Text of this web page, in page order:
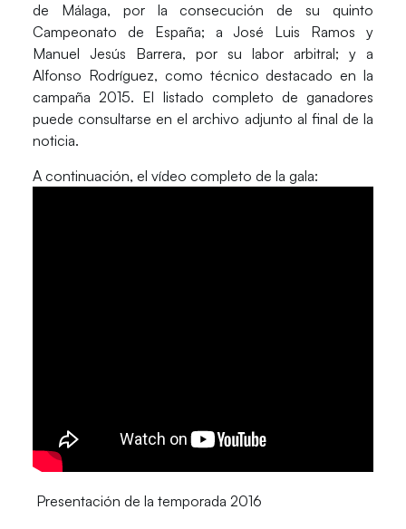
de Málaga, por la consecución de su quinto
Campeonato de España; a José Luis Ramos y
Manuel Jesús Barrera, por su labor arbitral; y a
Alfonso Rodríguez, como técnico destacado en la
campaña 2015. El listado completo de ganadores
puede consultarse en el archivo adjunto al final de la
noticia.
A continuación, el vídeo completo de la gala:
Presentación de la temporada 2016